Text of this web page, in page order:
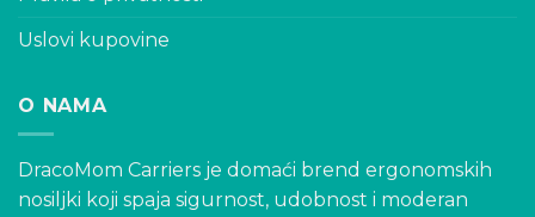
Uslovi kupovine
O NAMA
DracoMom Carriers je domaći brend ergonomskih
nosiljki koji spaja sigurnost, udobnost i moderan